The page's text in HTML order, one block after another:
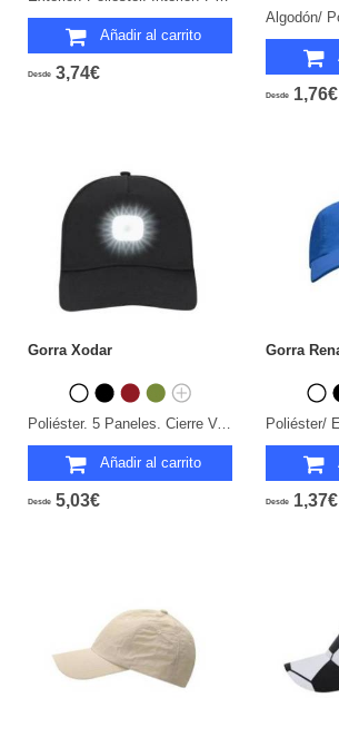
Añadir al carrito
Desde 3,74€
Desde 1,76€
Gorra Xodar
Poliéster. 5 Paneles. Cierre Velcro. 4 Luces COB. 3 Posiciones de Luz. Batería 200 mAh.
Añadir al carrito
Desde 5,03€
Gorra
Desde 1,37€